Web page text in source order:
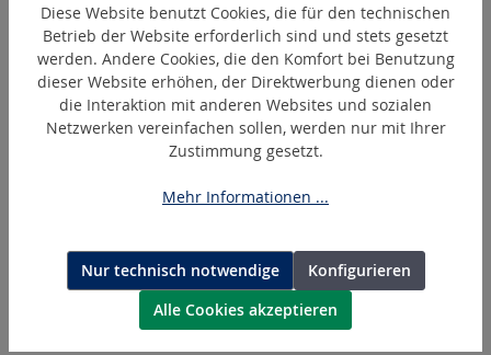
BL1850B
Produktgalerie überspringen
Ähnliche Artikel
Diese Website benutzt Cookies, die für den technischen
Betrieb der Website erforderlich sind und stets gesetzt
werden. Andere Cookies, die den Komfort bei Benutzung
dieser Website erhöhen, der Direktwerbung dienen oder
die Interaktion mit anderen Websites und sozialen
Netzwerken vereinfachen sollen, werden nur mit Ihrer
Zustimmung gesetzt.
Mehr Informationen ...
Nur technisch notwendige
Konfigurieren
Alle Cookies akzeptieren